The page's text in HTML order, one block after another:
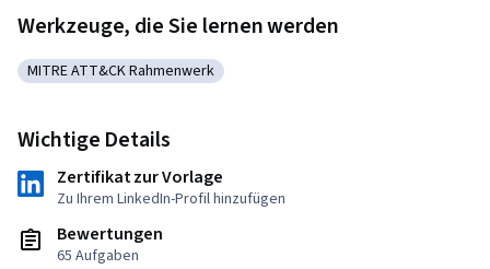
Werkzeuge, die Sie lernen werden
Kategorie: MITRE ATT&CK Rahmenwerk
MITRE ATT&CK Rahmenwerk
Wichtige Details
Zertifikat zur Vorlage
Zu Ihrem LinkedIn-Profil hinzufügen
Bewertungen
65 Aufgaben